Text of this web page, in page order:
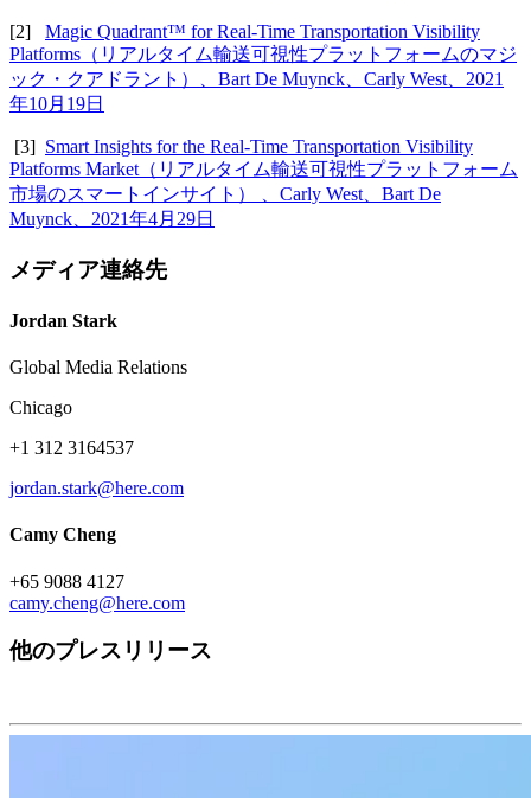
[2] Magic Quadrant™ for Real-Time Transportation Visibility
Platforms（リアルタイム輸送可視性プラットフォームのマジ
ック・クアドラント）、Bart De Muynck、Carly West、2021
年10月19日
[3] Smart Insights for the Real-Time Transportation Visibility
Platforms Market（リアルタイム輸送可視性プラットフォーム
市場のスマートインサイト） 、Carly West、Bart De
Muynck、2021年4月29日
メディア連絡先
Jordan Stark
Global Media Relations
Chicago
+1 312 3164537
jordan.stark@here.com
Camy Cheng
+65 9088 4127
camy.cheng@here.com
他のプレスリリース